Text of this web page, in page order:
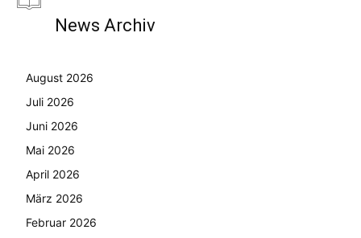
News Archiv
August 2026
Juli 2026
Juni 2026
Mai 2026
April 2026
März 2026
Februar 2026